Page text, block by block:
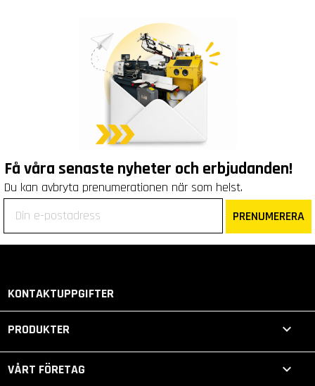
Få våra senaste nyheter och erbjudanden!
Du kan avbryta prenumerationen när som helst.
PRENUMERERA
KONTAKTUPPGIFTER
PRODUKTER 
VÅRT FÖRETAG 